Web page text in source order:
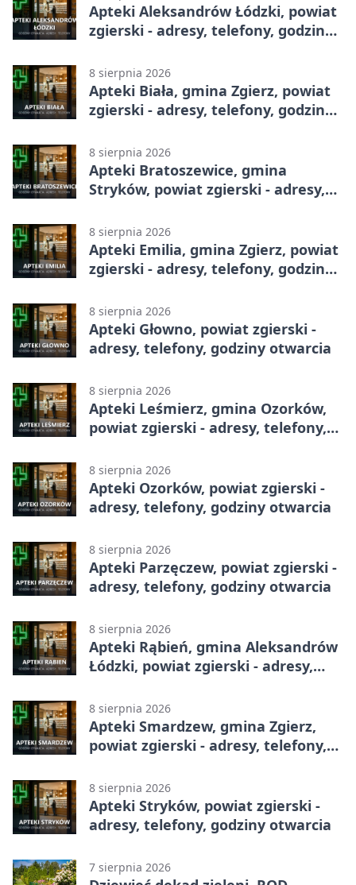
Apteki Aleksandrów Łódzki, powiat
zgierski - adresy, telefony, godziny
8 sierpnia 2026
Apteki Biała, gmina Zgierz, powiat
zgierski - adresy, telefony, godziny
8 sierpnia 2026
Apteki Bratoszewice, gmina
Stryków, powiat zgierski - adresy,
8 sierpnia 2026
Apteki Emilia, gmina Zgierz, powiat
zgierski - adresy, telefony, godziny
8 sierpnia 2026
Apteki Głowno, powiat zgierski -
adresy, telefony, godziny otwarcia
8 sierpnia 2026
Apteki Leśmierz, gmina Ozorków,
powiat zgierski - adresy, telefony,
8 sierpnia 2026
Apteki Ozorków, powiat zgierski -
adresy, telefony, godziny otwarcia
8 sierpnia 2026
Apteki Parzęczew, powiat zgierski -
adresy, telefony, godziny otwarcia
8 sierpnia 2026
Apteki Rąbień, gmina Aleksandrów
Łódzki, powiat zgierski - adresy,
8 sierpnia 2026
Apteki Smardzew, gmina Zgierz,
powiat zgierski - adresy, telefony,
8 sierpnia 2026
Apteki Stryków, powiat zgierski -
adresy, telefony, godziny otwarcia
7 sierpnia 2026